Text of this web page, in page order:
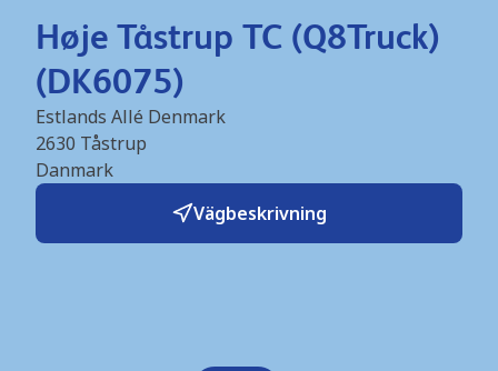
Høje Tåstrup TC (Q8Truck)
(DK6075)
Estlands Allé Denmark
2630 Tåstrup
Danmark
Vägbeskrivning